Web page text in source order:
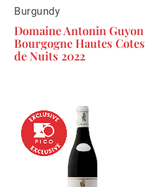
Burgundy
Domaine Antonin Guyon
Bourgogne Hautes Cotes
de Nuits 2022